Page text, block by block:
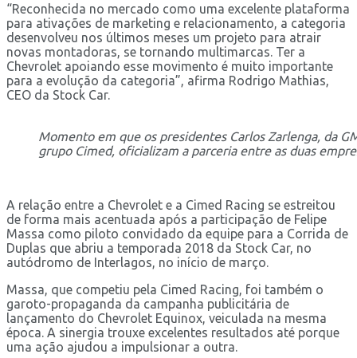
“Reconhecida no mercado como uma excelente plataforma
para ativações de marketing e relacionamento, a categoria
desenvolveu nos últimos meses um projeto para atrair
novas montadoras, se tornando multimarcas. Ter a
Chevrolet apoiando esse movimento é muito importante
para a evolução da categoria”, afirma Rodrigo Mathias,
CEO da Stock Car.
Momento em que os presidentes Carlos Zarlenga, da
grupo Cimed, oficializam a parceria entre as duas
A relação entre a Chevrolet e a Cimed Racing se estreitou
de forma mais acentuada após a participação de Felipe
Massa como piloto convidado da equipe para a Corrida de
Duplas que abriu a temporada 2018 da Stock Car, no
autódromo de Interlagos, no início de março.
Massa, que competiu pela Cimed Racing, foi também o
garoto-propaganda da campanha publicitária de
lançamento do Chevrolet Equinox, veiculada na mesma
época. A sinergia trouxe excelentes resultados até porque
uma ação ajudou a impulsionar a outra.